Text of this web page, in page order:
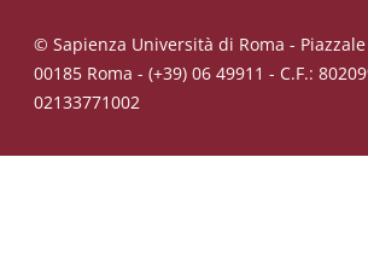
© Sapienza Università di Roma -
00185 Roma - (+39) 06 49911 - C.F.:
02133771002